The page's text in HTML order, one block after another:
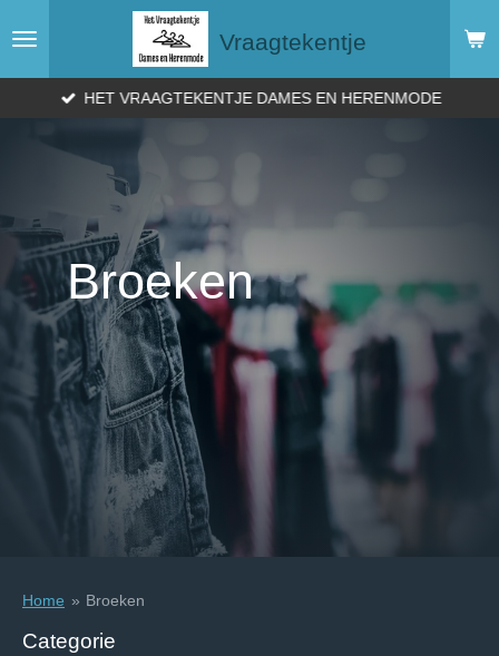
direct
Vraagtekentje
HET VRAAGTEKENTJE DAMES EN HERENMODE
Broeken
Home » Broeken
Categorie